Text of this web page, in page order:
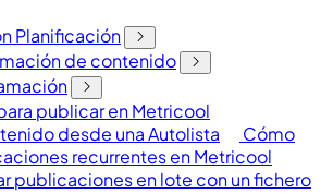
Planificación
de contenido
publicar en Metricool
desde una Autolista
Cómo
recurrentes en Metricool
publicaciones en lote con un fichero